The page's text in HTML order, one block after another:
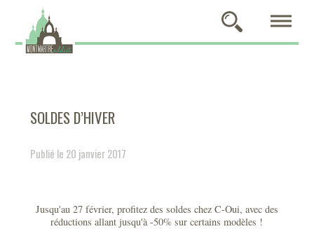
SOLDES D’HIVER
Publié le 20 janvier 2017
Jusqu'au 27 février, profitez des soldes chez C-Oui, avec des
réductions allant jusqu'à -50% sur certains modèles !